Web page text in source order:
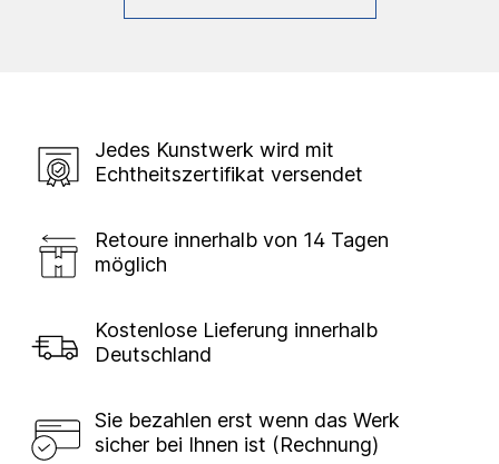
Jedes Kunstwerk wird mit
Echtheitszertifikat versendet
Retoure innerhalb von 14 Tagen
möglich
Kostenlose Lieferung innerhalb
Deutschland
Sie bezahlen erst wenn das Werk
sicher bei Ihnen ist (Rechnung)